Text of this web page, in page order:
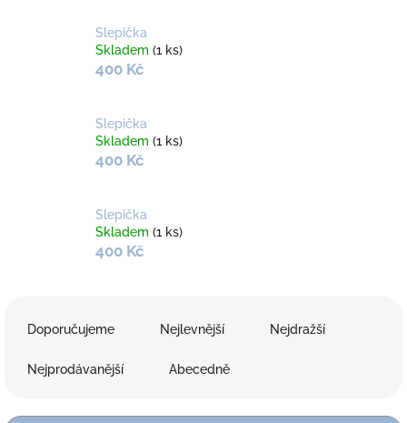
Slepička
Skladem (1 ks)
400 Kč
Slepička
Skladem (1 ks)
400 Kč
Slepička
Skladem (1 ks)
400 Kč
Doporučujeme Nejlevnější Nejdražší
Nejprodávanější Abecedně